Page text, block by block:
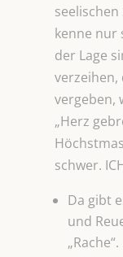
kenne nur
der Lage
verzeihen,
vergeben,
„Herz
schwer.
Da gibt
und
„Rache“.